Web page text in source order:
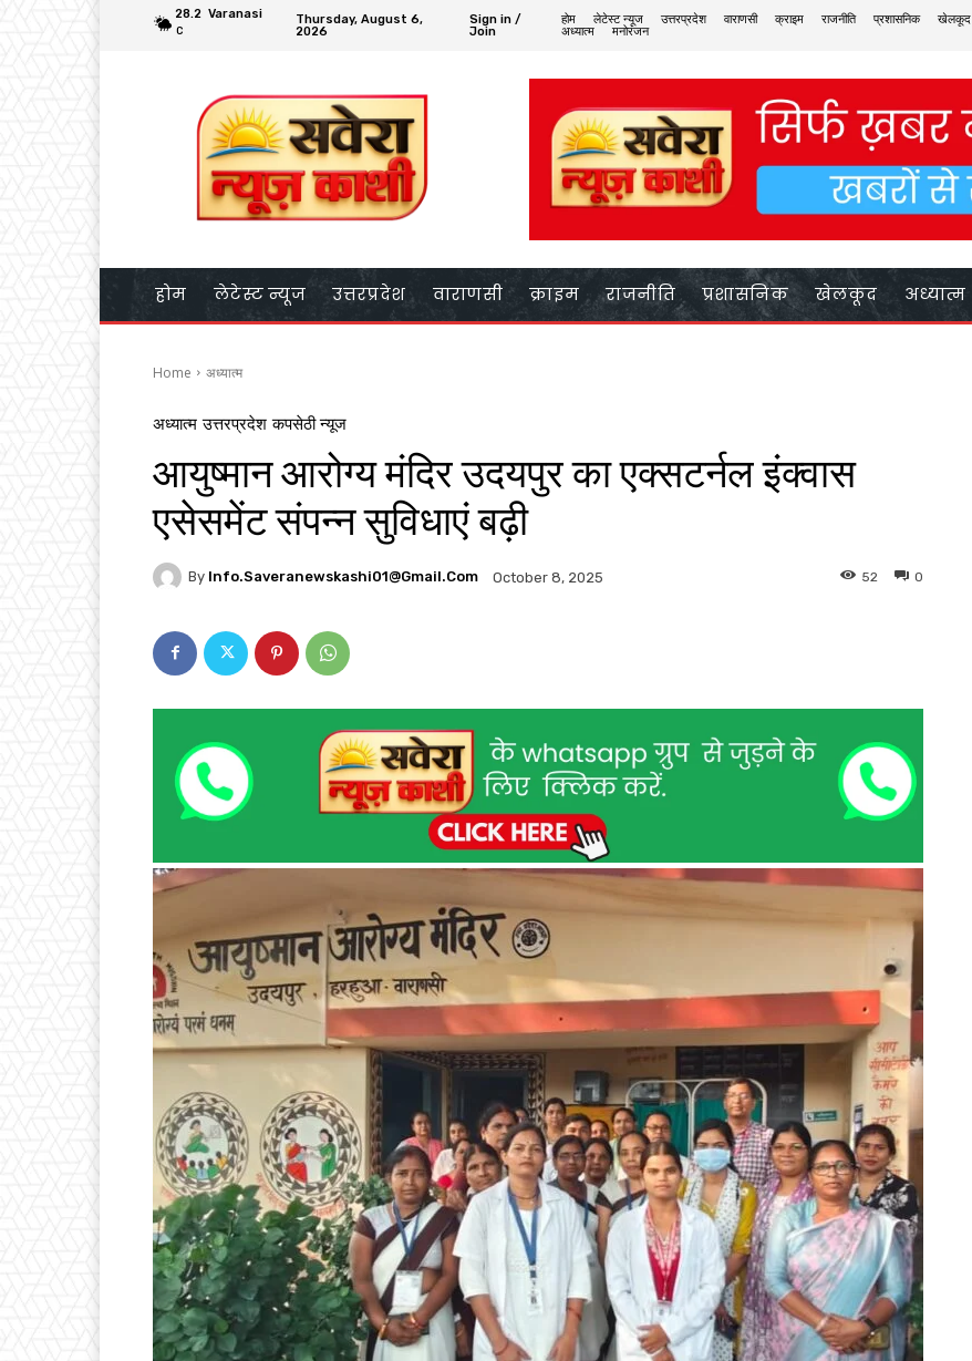
28.2
C
Varanasi
Thursday, August 6,
2026
Sign in /
Join
होम लेटेस्ट न्यूज उत्तरप्रदेश वाराणसी क्राइम राजनीति प्रशासनिक
खेलकूद
अध्यात्म
मनोरंजन
होम लेटेस्ट न्यूज उत्तरप्रदेश वाराणसी क्राइम राजनीति प्रशासनिक खेलकूद अध्यात्म
Home अध्यात्म
अध्यात्म उत्तरप्रदेश कपसेठी न्यूज
आयुष्मान आरोग्य मंदिर उदयपुर का एक्सटर्नल इंक्वास
एसेसमेंट संपन्न सुविधाएं बढ़ी
By Info.saveranewskashi01@gmail.com October 8, 2025 0
52